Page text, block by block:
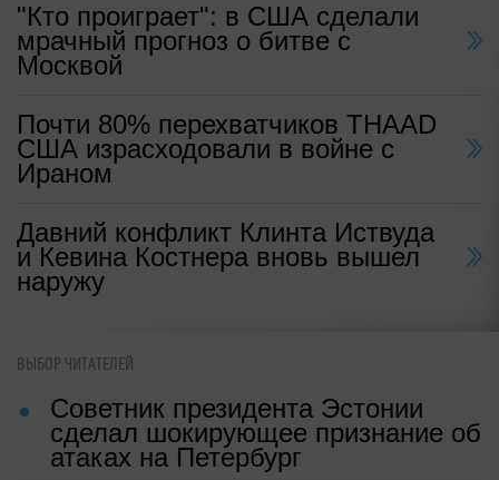
"Кто проиграет": в США сделали
мрачный прогноз о битве с
Москвой
Почти 80% перехватчиков THAAD
США израсходовали в войне с
Ираном
Давний конфликт Клинта Иствуда
и Кевина Костнера вновь вышел
наружу
ВЫБОР ЧИТАТЕЛЕЙ
Советник президента Эстонии
сделал шокирующее признание об
атаках на Петербург